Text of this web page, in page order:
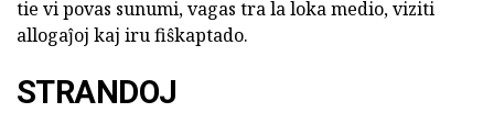
tie vi povas sunumi, vagas tra la loka medio, viziti
allogaĵoj kaj iru fiŝkaptado.
STRANDOJ